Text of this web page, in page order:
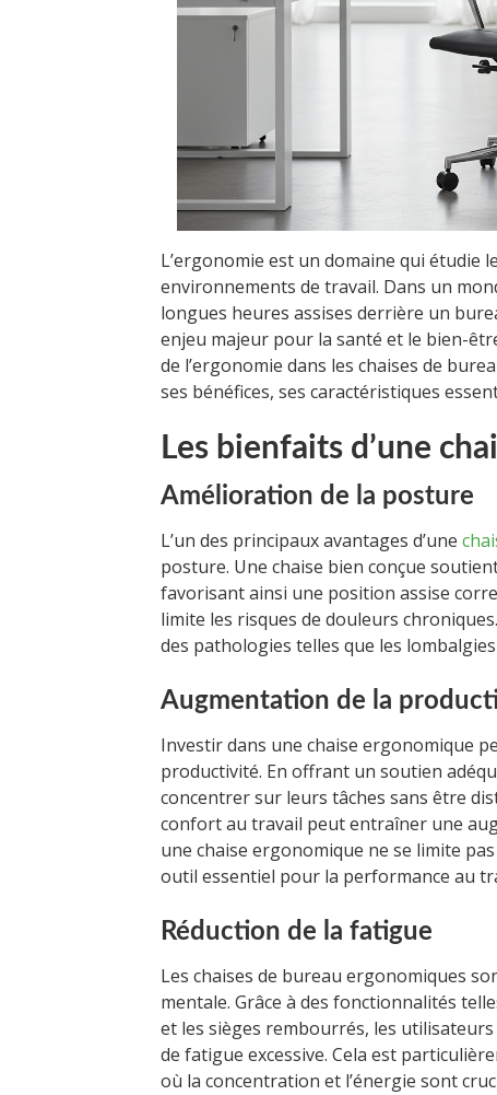
L’ergonomie est un domaine qui étudie
environnements de travail. Dans un
longues heures assises derrière un
enjeu majeur pour la santé et le bien-
de l’ergonomie dans les chaises de
ses bénéfices, ses caractéristiques
Les bienfaits d’une
Amélioration de la posture
L’un des principaux avantages d’une
posture. Une chaise bien conçue
favorisant ainsi une position assise
limite les risques de douleurs
des pathologies telles que les
Augmentation de la
Investir dans une chaise ergonomique
productivité. En offrant un soutien
concentrer sur leurs tâches sans être
confort au travail peut entraîner une
une chaise ergonomique ne se limite
outil essentiel pour la performance au
Réduction de la fatigue
Les chaises de bureau ergonomiques
mentale. Grâce à des fonctionnalités
et les sièges rembourrés, les
de fatigue excessive. Cela est
où la concentration et l’énergie sont